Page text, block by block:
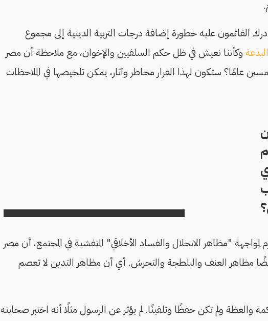
القائمون عليه خطورة إضافة درجات التربية الدينية إلى مجموع
وكأننا نعيش في ظل حكم السلفيين والإخوان، مع ملاحظة أن مصر
عامًا؟ ستكون لهذا القرار مخاطر وآثار، يمكن تلخيصها في الملاحظات
"مظاهر الانحلال والفساد الأخلاقي" المتفشية في المجتمع، أن مصر
مظاهر العنف والبلطجة والتحرش. أي أن مظاهر التدين لا تعصم
والعظة ولم تكن حفظًا وتلقينًا. لم يؤثر عن الرسول مثلًا أنه اختبر صحابته